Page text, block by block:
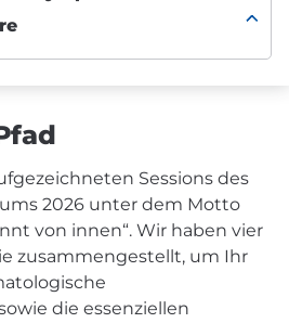
Sessions des
2026 unter dem Motto
von innen“. Wir haben vier
zusammengestellt, um Ihr
die essenziellen